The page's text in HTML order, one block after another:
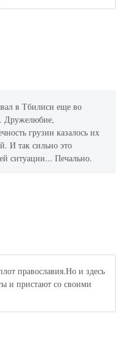
в Тбилиси еще во
Дружелюбие,
грузин казалось их
И так сильно это
ситуации... Печально.
православия.Но и здесь
и пристают со своими